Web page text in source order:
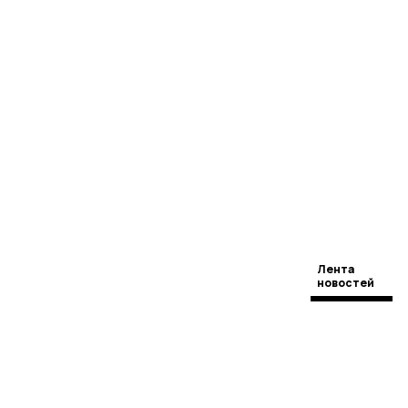
Лента
новостей